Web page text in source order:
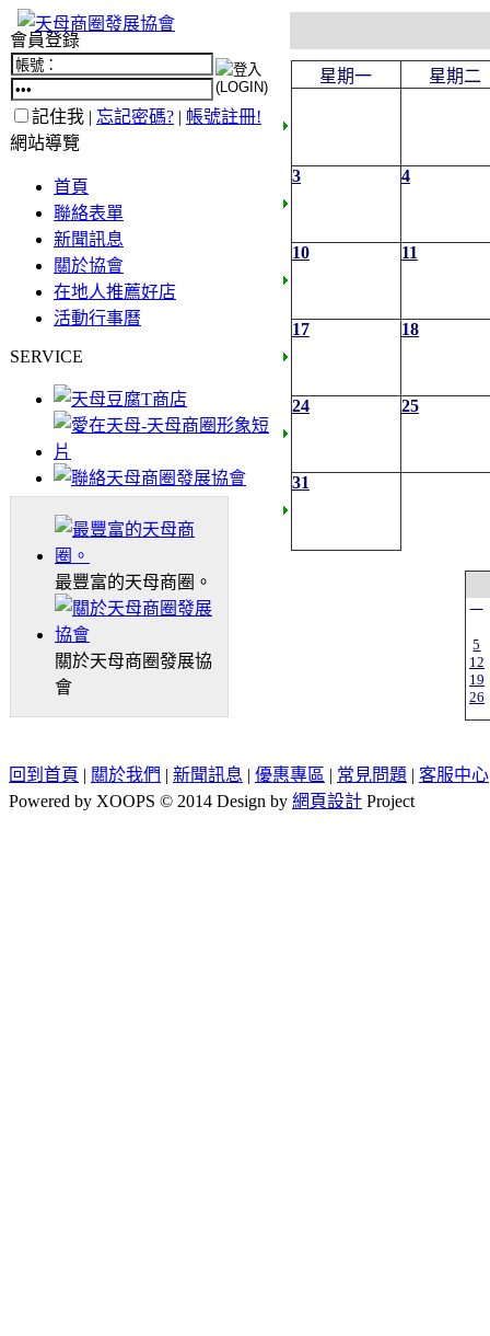
會員登錄
記住我 | 忘記密碼? | 帳號註冊!
網站導覽
首頁
聯絡表單
新聞訊息
關於協會
在地人推薦好店
活動行事曆
SERVICE
最豐富的天母商圈。
關於天母商圈發展協
會
星期一 星期二
3 4
10 11
17 18
24 25
31
一
5
12
19
26
回到首頁 | 關於我們 | 新聞訊息 | 優惠專區 | 常見問題 | 客服中心
Powered by XOOPS © 2014 Design by 網頁設計 Project